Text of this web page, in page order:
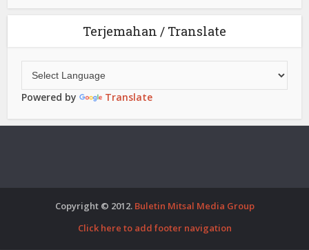
Terjemahan / Translate
Powered by Translate
Copyright © 2012. Buletin Mitsal Media Group
Click here to add footer navigation